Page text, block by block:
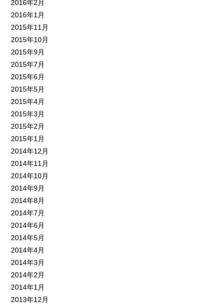
2016年2月
2016年1月
2015年11月
2015年10月
2015年9月
2015年7月
2015年6月
2015年5月
2015年4月
2015年3月
2015年2月
2015年1月
2014年12月
2014年11月
2014年10月
2014年9月
2014年8月
2014年7月
2014年6月
2014年5月
2014年4月
2014年3月
2014年2月
2014年1月
2013年12月